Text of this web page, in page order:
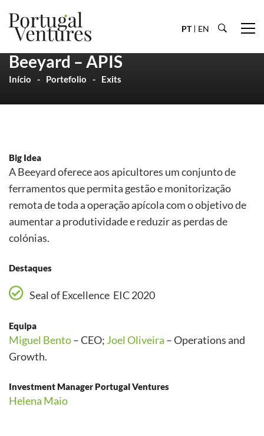
PT EN
Beeyard – APIS
Início Portefolio Exits
Big Idea
A Beeyard oferece aos apicultores um conjunto de
ferramentos que permita gestão e monitorização
remota de toda a operação apícola com o objetivo de
aumentar a produtividade e reduzir as perdas de
colónias.
Destaques
Seal of Excellence EIC 2020
Equipa
Miguel Bento– CEO; Joel Oliveira – Operations and
Growth.
Investment Manager Portugal Ventures
Helena Maio